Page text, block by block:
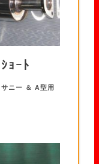
ｮｰﾄ
サニー ＆ A型用